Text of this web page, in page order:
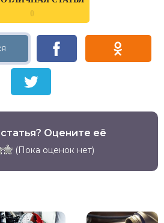
0
Оцените её
(Пока оценок нет)